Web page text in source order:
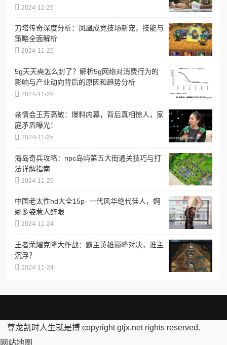
2024-11-25
刀塔传奇深度分析：凤凰成竞技场新宠，技能与
策略全面解析
2024-11-25
5g天天奭怎么封了？解析5g网络对消费行为的
影响与产业动向背后的原因和趋势分析
2024-11-25
亲情会王芳高敏：爆料内幕，背后真相惊人，家
庭矛盾曝光！
2024-11-25
海岛奇兵攻略：npc岛屿第五大街通关技巧与打
法详解指南
2024-11-25
中国老太性hd大全15p- 一代风华绝代佳人，婀
娜多姿惹人醉眼
2024-11-24
王者荣耀克隆大作战：霸主英雄巅峰对决，谁主
沉浮？
2024-11-24
尊龙凯时人生就是搏 copyright gtjx.net rights reserved.
网站地图